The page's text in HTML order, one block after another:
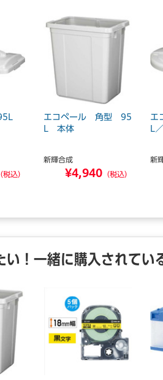
95L
（税込）
エコペール 角型 95
L 本体
新輝合成
¥4,940 （税込）
エ
L
新
い！一緒に購入されてい